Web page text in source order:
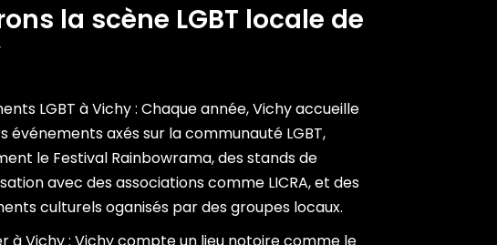
la scène LGBT locale de
LGBT à Vichy : Chaque année, Vichy accueille
événements axés sur la communauté LGBT,
le Festival Rainbowrama, des stands de
avec des associations comme LICRA, et des
culturels oganisés par des groupes locaux.
à Vichy : Vichy compte un lieu notoire comme le